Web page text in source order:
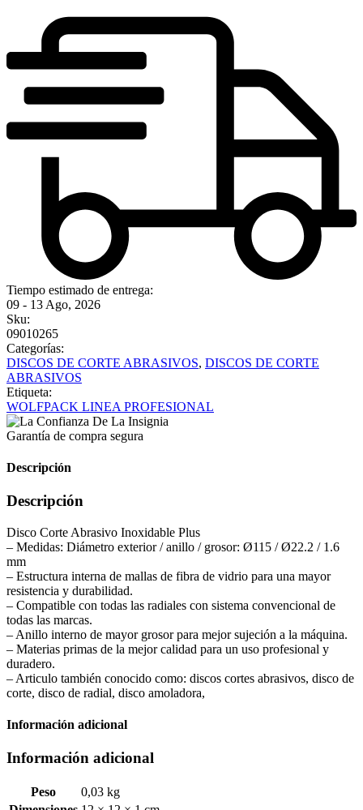
Tiempo estimado de entrega:
09 - 13 Ago, 2026
Sku:
09010265
Categorías:
DISCOS DE CORTE ABRASIVOS, DISCOS DE CORTE
ABRASIVOS
Etiqueta:
WOLFPACK LINEA PROFESIONAL
Garantía de compra segura
Descripción
Descripción
Disco Corte Abrasivo Inoxidable Plus
– Medidas: Diámetro exterior / anillo / grosor: Ø115 / Ø22.2 / 1.6
mm
– Estructura interna de mallas de fibra de vidrio para una mayor
resistencia y durabilidad.
– Compatible con todas las radiales con sistema convencional de
todas las marcas.
– Anillo interno de mayor grosor para mejor sujeción a la máquina.
– Materias primas de la mejor calidad para un uso profesional y
duradero.
– Articulo también conocido como: discos cortes abrasivos, disco de
corte, disco de radial, disco amoladora,
Información adicional
Información adicional
Peso
0,03 kg